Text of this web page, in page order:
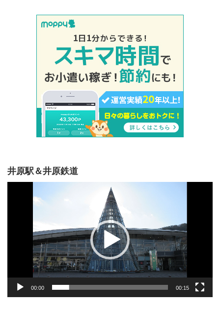
井原駅＆井原鉄道
00:00 00:15